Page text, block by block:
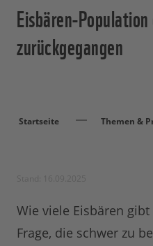
Eisbären-
zurückgegangen
Startseite Themen &
Wie viele Eisbären
Frage, die schwer zu